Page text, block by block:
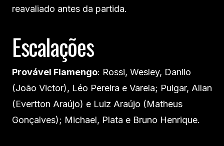
reavaliado antes da partida.
Escalações
Provável Flamengo: Rossi, Wesley, Danilo
(João Victor), Léo Pereira e Varela; Pulgar, Allan
(Evertton Araújo) e Luiz Araújo (Matheus
Gonçalves); Michael, Plata e Bruno Henrique.